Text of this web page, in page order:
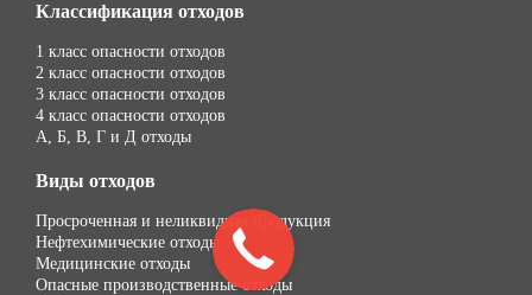
Классификация отходов
1 класс опасности отходов
2 класс опасности отходов
3 класс опасности отходов
4 класс опасности отходов
А, Б, В, Г и Д отходы
Виды отходов
Просроченная и неликвидная продукция
Нефтехимические отходы
Медицинские отходы
Опасные производственные отходы